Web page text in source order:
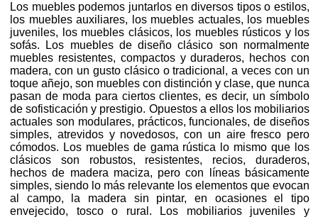
Los muebles podemos juntarlos en diversos tipos o estilos,
los muebles auxiliares, los muebles actuales, los muebles
juveniles, los muebles clásicos, los muebles rústicos y los
sofás. Los muebles de diseño clásico son normalmente
muebles resistentes, compactos y duraderos, hechos con
madera, con un gusto clásico o tradicional, a veces con un
toque añejo, son muebles con distinción y clase, que nunca
pasan de moda para ciertos clientes, es decir, un símbolo
de sofisticación y prestigio. Opuestos a ellos los mobiliarios
actuales son modulares, prácticos, funcionales, de diseños
simples, atrevidos y novedosos, con un aire fresco pero
cómodos. Los muebles de gama rústica lo mismo que los
clásicos son robustos, resistentes, recios, duraderos,
hechos de madera maciza, pero con líneas básicamente
simples, siendo lo más relevante los elementos que evocan
al campo, la madera sin pintar, en ocasiones el tipo
envejecido, tosco o rural. Los mobiliarios juveniles y